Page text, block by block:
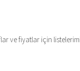
ve fiyatlar için